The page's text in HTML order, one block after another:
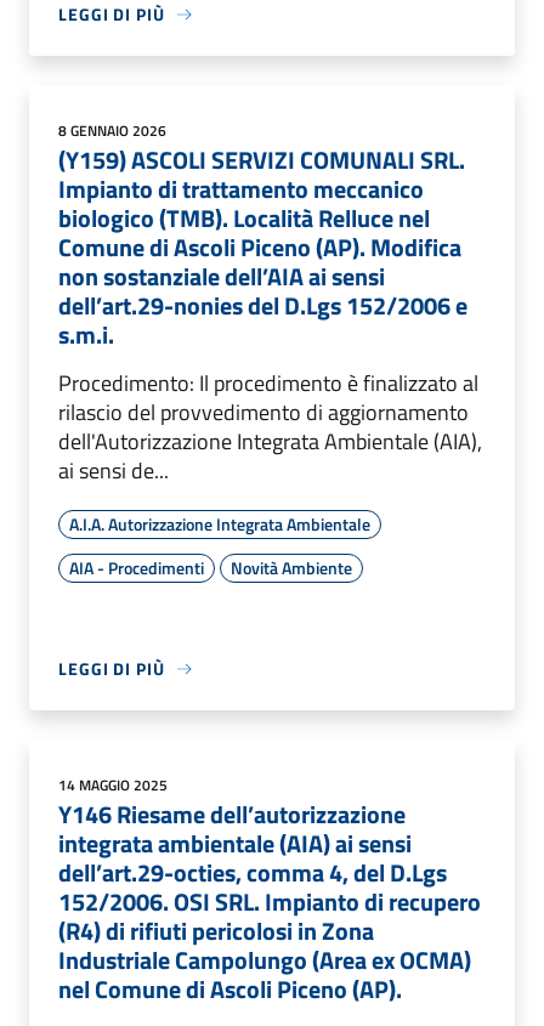
LEGGI DI PIÙ
8 GENNAIO 2026
(Y159) ASCOLI SERVIZI COMUNALI SRL.
Impianto di trattamento meccanico
biologico (TMB). Località Relluce nel
Comune di Ascoli Piceno (AP). Modifica
non sostanziale dell’AIA ai sensi
dell’art.29-nonies del D.Lgs 152/2006 e
s.m.i.
Procedimento: Il procedimento è finalizzato al
rilascio del provvedimento di aggiornamento
dell'Autorizzazione Integrata Ambientale (AIA),
ai sensi de...
A.I.A. Autorizzazione Integrata Ambientale
AIA - Procedimenti
Novità Ambiente
LEGGI DI PIÙ
14 MAGGIO 2025
Y146 Riesame dell’autorizzazione
integrata ambientale (AIA) ai sensi
dell’art.29-octies, comma 4, del D.Lgs
152/2006. OSI SRL. Impianto di recupero
(R4) di rifiuti pericolosi in Zona
Industriale Campolungo (Area ex OCMA)
nel Comune di Ascoli Piceno (AP).